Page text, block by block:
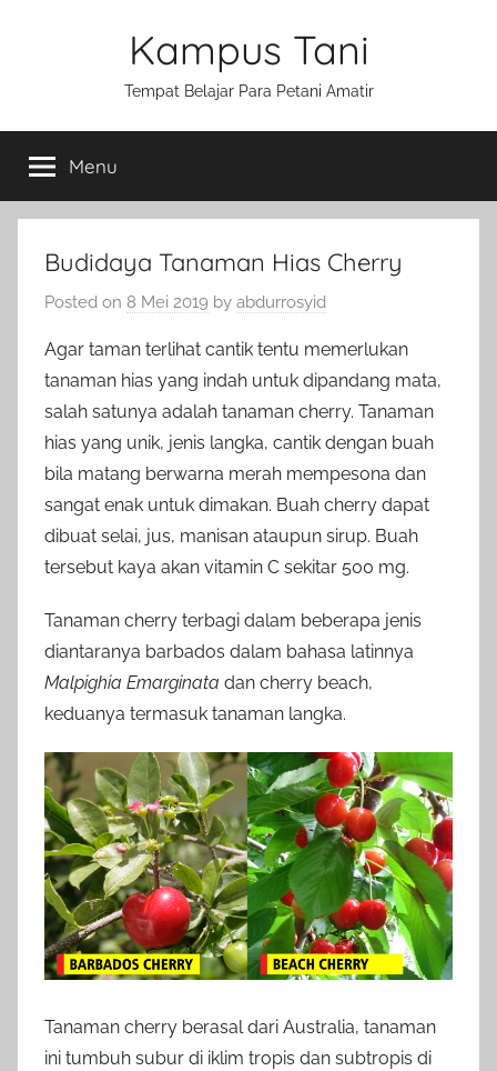
Kampus Tani
Tempat Belajar Para Petani Amatir
Menu
Budidaya Tanaman Hias Cherry
Posted on 8 Mei 2019 by abdurrosyid
Agar taman terlihat cantik tentu memerlukan
tanaman hias yang indah untuk dipandang mata,
salah satunya adalah tanaman cherry. Tanaman
hias yang unik, jenis langka, cantik dengan buah
bila matang berwarna merah mempesona dan
sangat enak untuk dimakan. Buah cherry dapat
dibuat selai, jus, manisan ataupun sirup. Buah
tersebut kaya akan vitamin C sekitar 500 mg.
Tanaman cherry terbagi dalam beberapa jenis
diantaranya barbados dalam bahasa latinnya
Malpighia Emarginata dan cherry beach,
keduanya termasuk tanaman langka.
Tanaman cherry berasal dari Australia, tanaman
ini tumbuh subur di iklim tropis dan subtropis di